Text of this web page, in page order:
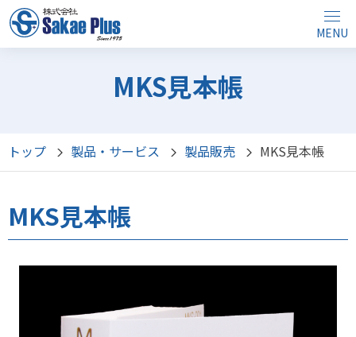
MENU
MKS見本帳
トップ 製品・サービス 製品販売 MKS見本帳
MKS見本帳